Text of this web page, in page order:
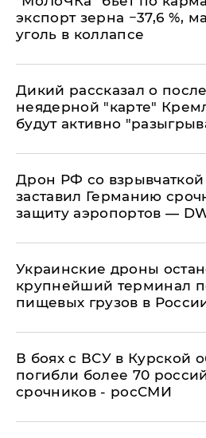
экспорт зерна −37,6 %,
уголь в коллапсе
Дикий рассказал о
неядерной "карте"
будут активно
​Дрон РФ со
заставил Германию
защиту аэропортов —
Украинские дроны
крупнейший терминал
пищевых грузов в
В боях с ВСУ в Курской
погибли более 70
срочников - росСМИ